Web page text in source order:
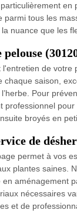
en
parmi tous les
nuance que les
pelouse
l'entretien de votre
chaque saison,
Pour
professionnel pour
broyés en
de
permet à vos
plantes saines.
en aménagement
nécessaires
et de